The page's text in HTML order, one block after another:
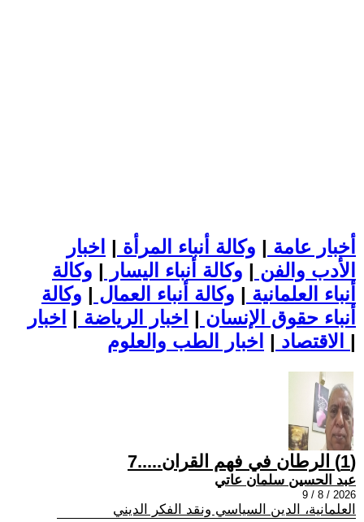
أخبار عامة | وكالة أنباء المرأة | اخبار
الأدب والفن | وكالة أنباء اليسار | وكالة
أنباء العلمانية | وكالة أنباء العمال | وكالة
أنباء حقوق الإنسان | اخبار الرياضة | اخبار
الاقتصاد | |
(1) الرطان في فهم القران.....7
عبد الحسين سلمان عاتي
2026 / 8 / 9
العلمانية، الدين السياسي ونقد الفكر الديني